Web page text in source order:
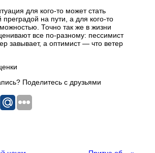
для кого-то может стать
на пути, а для кого-то
Точно так же в жизни
все по-разному: пессимист
завывает, а оптимист — что ветер
Поделитесь с друзьями